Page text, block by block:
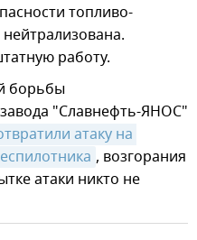
топливо-
работу.
борьбы
"Славнефть-ЯНОС"
атаку на
, возгорания
атаки никто не